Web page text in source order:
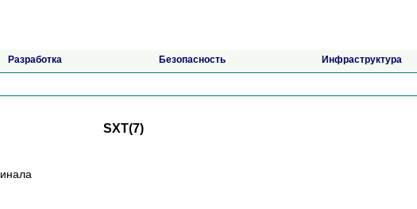
Разработка Безопасность Инфраструктура
SXT(7)